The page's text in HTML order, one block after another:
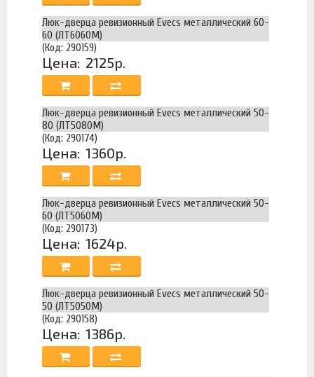
Люк-дверца ревизионный Evecs металлический 60-
60 (ЛТ6060М)
(Код: 290159)
Цена: 2125р.
Люк-дверца ревизионный Evecs металлический 50-
80 (ЛТ5080М)
(Код: 290174)
Цена: 1360р.
Люк-дверца ревизионный Evecs металлический 50-
60 (ЛТ5060М)
(Код: 290173)
Цена: 1624р.
Люк-дверца ревизионный Evecs металлический 50-
50 (ЛТ5050М)
(Код: 290158)
Цена: 1386р.